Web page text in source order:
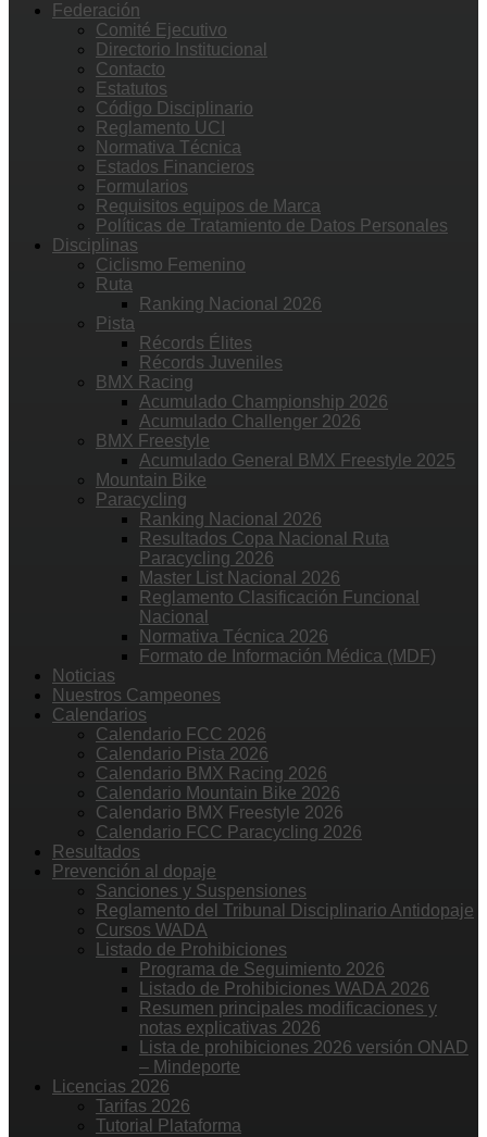
Federación
Comité Ejecutivo
Directorio Institucional
Contacto
Estatutos
Código Disciplinario
Reglamento UCI
Normativa Técnica
Estados Financieros
Formularios
Requisitos equipos de Marca
Políticas de Tratamiento de Datos Personales
Disciplinas
Ciclismo Femenino
Ruta
Ranking Nacional 2026
Pista
Récords Élites
Récords Juveniles
BMX Racing
Acumulado Championship 2026
Acumulado Challenger 2026
BMX Freestyle
Acumulado General BMX Freestyle 2025
Mountain Bike
Paracycling
Ranking Nacional 2026
Resultados Copa Nacional Ruta
Paracycling 2026
Master List Nacional 2026
Reglamento Clasificación Funcional
Nacional
Normativa Técnica 2026
Formato de Información Médica (MDF)
Noticias
Nuestros Campeones
Calendarios
Calendario FCC 2026
Calendario Pista 2026
Calendario BMX Racing 2026
Calendario Mountain Bike 2026
Calendario BMX Freestyle 2026
Calendario FCC Paracycling 2026
Resultados
Prevención al dopaje
Sanciones y Suspensiones
Reglamento del Tribunal Disciplinario Antidopaje
Cursos WADA
Listado de Prohibiciones
Programa de Seguimiento 2026
Listado de Prohibiciones WADA 2026
Resumen principales modificaciones y
notas explicativas 2026
Lista de prohibiciones 2026 versión ONAD
– Mindeporte
Licencias 2026
Tarifas 2026
Tutorial Plataforma